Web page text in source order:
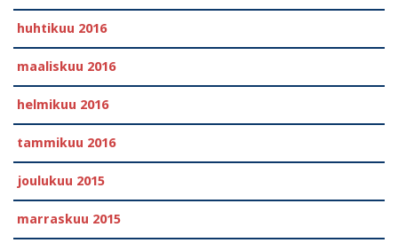
huhtikuu 2016
maaliskuu 2016
helmikuu 2016
tammikuu 2016
joulukuu 2015
marraskuu 2015